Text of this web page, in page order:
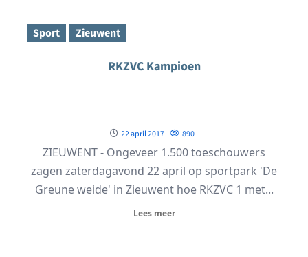
Sport Zieuwent
RKZVC Kampioen
22 april 2017 890
ZIEUWENT - Ongeveer 1.500 toeschouwers
zagen zaterdagavond 22 april op sportpark 'De
Greune weide' in Zieuwent hoe RKZVC 1 met...
Lees meer